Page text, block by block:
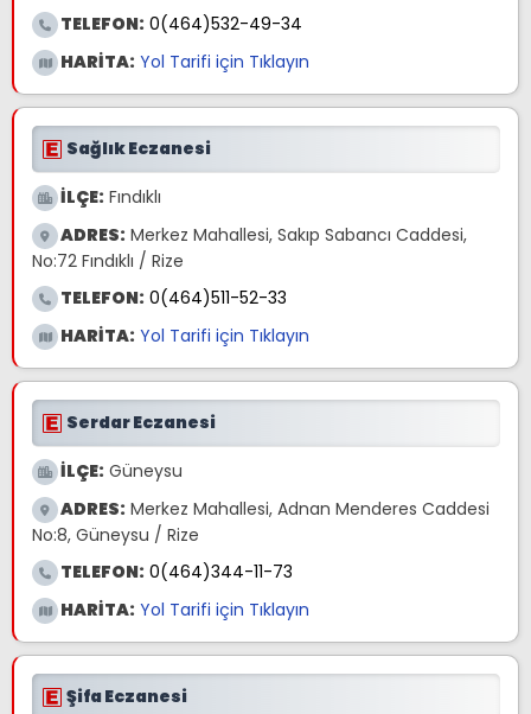
TELEFON: 0(464)532-49-34
HARİTA: Yol Tarifi için Tıklayın
Sağlık Eczanesi
İLÇE: Fındıklı
ADRES: Merkez Mahallesi, Sakıp Sabancı Caddesi,
No:72 Fındıklı / Rize
TELEFON: 0(464)511-52-33
HARİTA: Yol Tarifi için Tıklayın
Serdar Eczanesi
İLÇE: Güneysu
ADRES: Merkez Mahallesi, Adnan Menderes Caddesi
No:8, Güneysu / Rize
TELEFON: 0(464)344-11-73
HARİTA: Yol Tarifi için Tıklayın
Şifa Eczanesi